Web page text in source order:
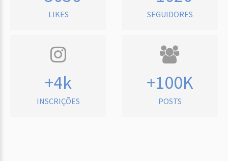
LIKES SEGUIDORES
+4k
INSCRIÇÕES
+100K
POSTS